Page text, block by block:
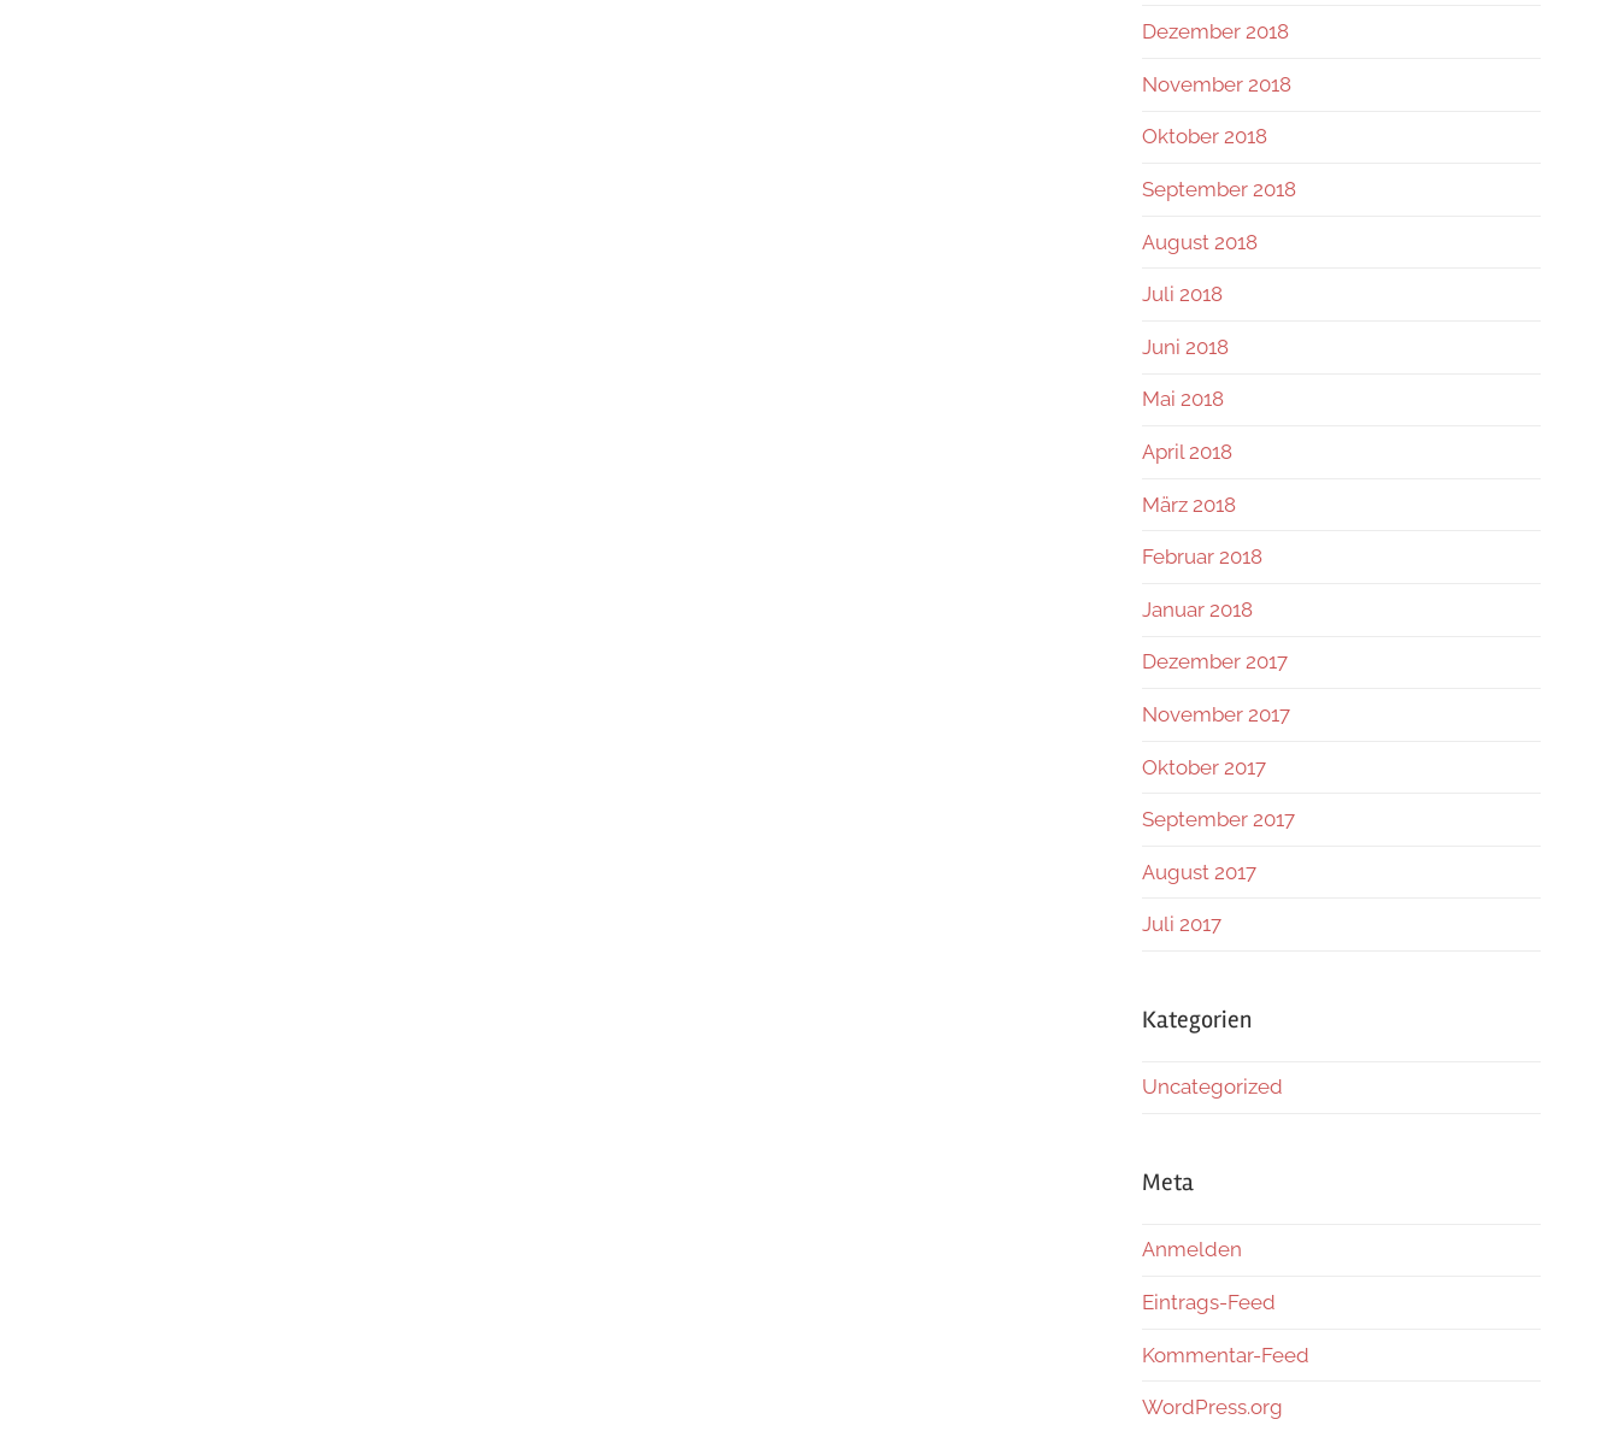
Dezember 2018
November 2018
Oktober 2018
September 2018
August 2018
Juli 2018
Juni 2018
Mai 2018
April 2018
März 2018
Februar 2018
Januar 2018
Dezember 2017
November 2017
Oktober 2017
September 2017
August 2017
Juli 2017
Kategorien
Uncategorized
Meta
Anmelden
Eintrags-Feed
Kommentar-Feed
WordPress.org